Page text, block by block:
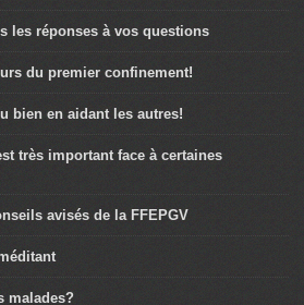
les réponses à vos questions
du premier confinement!
bien en aidant les autres!
très important face à certaines
avisés de la FFEPGV
malades?